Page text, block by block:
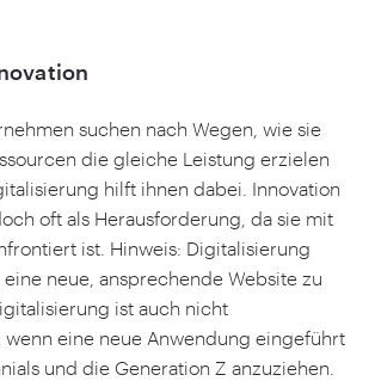
suchen nach Wegen, wie sie
die gleiche Leistung erzielen
hilft ihnen dabei. Innovation
oft als Herausforderung, da sie mit
ist. Hinweis: Digitalisierung
neue, ansprechende Website zu
ist auch nicht
wenn eine neue Anwendung eingeführt
und die Generation Z anzuziehen.